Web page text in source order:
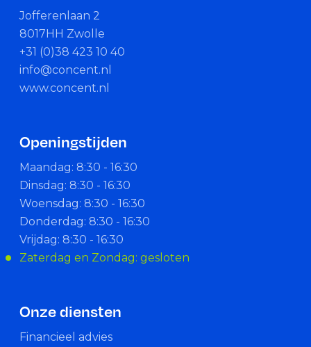
Jofferenlaan 2
8017HH Zwolle
+31 (0)38 423 10 40
info@concent.nl
www.concent.nl
Openingstijden
Maandag: 8:30 - 16:30
Dinsdag: 8:30 - 16:30
Woensdag: 8:30 - 16:30
Donderdag: 8:30 - 16:30
Vrijdag: 8:30 - 16:30
Zaterdag en Zondag: gesloten
Onze diensten
Financieel advies